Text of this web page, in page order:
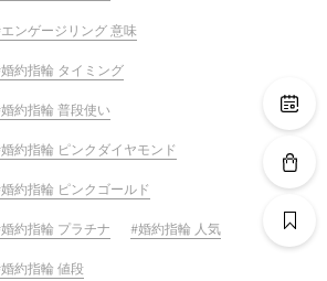
エンゲージリング 意味
婚約指輪 タイミング
婚約指輪 普段使い
婚約指輪 ピンクダイヤモンド
婚約指輪 ピンクゴールド
婚約指輪 プラチナ 婚約指輪 人気
婚約指輪 値段